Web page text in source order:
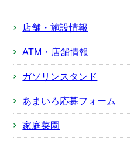
店舗・施設情報
ATM・店舗情報
ガソリンスタンド
あまいろ応募フォーム
家庭菜園